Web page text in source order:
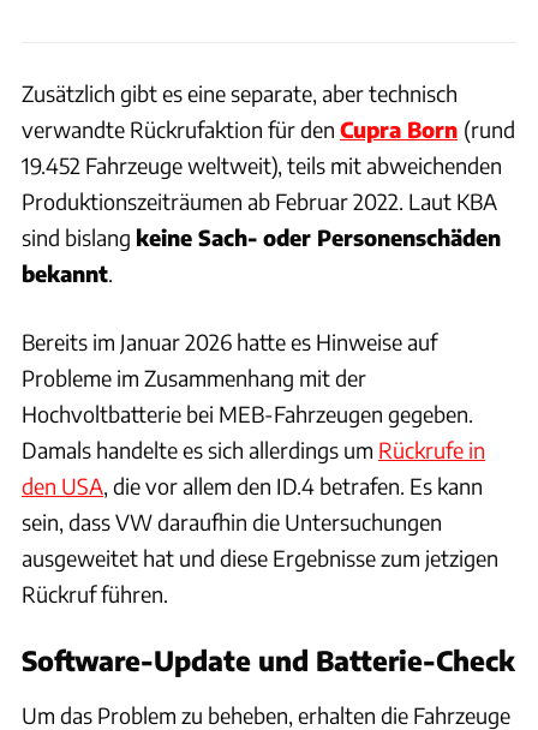
Zusätzlich gibt es eine separate, aber technisch
verwandte Rückrufaktion für den Cupra Born (rund
19.452 Fahrzeuge weltweit), teils mit abweichenden
Produktionszeiträumen ab Februar 2022. Laut KBA
sind bislang keine Sach- oder Personenschäden
bekannt.
Bereits im Januar 2026 hatte es Hinweise auf
Probleme im Zusammenhang mit der
Hochvoltbatterie bei MEB-Fahrzeugen gegeben.
Damals handelte es sich allerdings um Rückrufe in
den USA, die vor allem den ID.4 betrafen. Es kann
sein, dass VW daraufhin die Untersuchungen
ausgeweitet hat und diese Ergebnisse zum jetzigen
Rückruf führen.
Software-Update und Batterie-Check
Um das Problem zu beheben, erhalten die Fahrzeuge